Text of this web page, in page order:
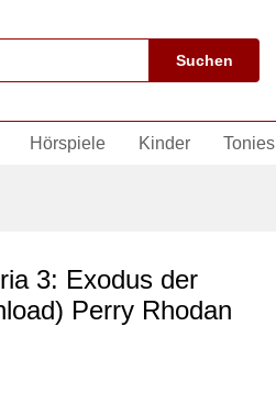
Suchen
Hörspiele Kinder Tonies
3: Exodus der
Perry Rhodan